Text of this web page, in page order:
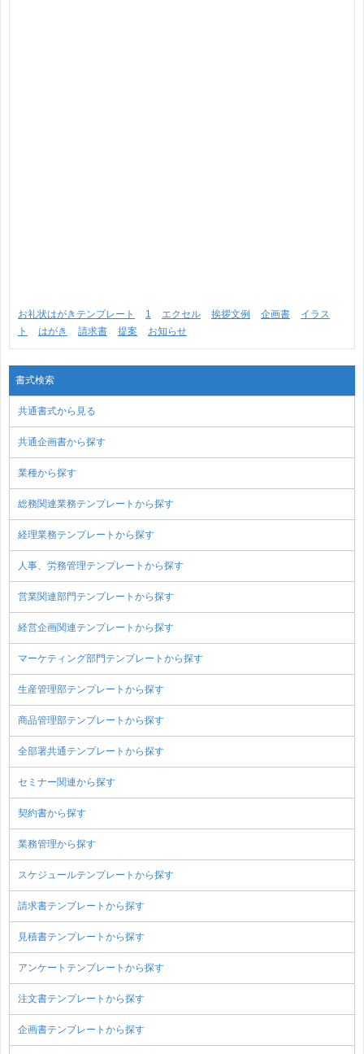
お礼状はがきテンプレート 1 エクセル 挨拶文例 企画書
イラス
ト
はがき 請求書 提案 お知らせ
書式検索
共通書式から見る
共通企画書から探す
業種から探す
総務関連業務テンプレートから探す
経理業務テンプレートから探す
人事、労務管理テンプレートから探す
営業関連部門テンプレートから探す
経営企画関連テンプレートから探す
マーケティング部門テンプレートから探す
生産管理部テンプレートから探す
商品管理部テンプレートから探す
全部署共通テンプレートから探す
セミナー関連から探す
契約書から探す
業務管理から探す
スケジュールテンプレートから探す
請求書テンプレートから探す
見積書テンプレートから探す
アンケートテンプレートから探す
注文書テンプレートから探す
企画書テンプレートから探す